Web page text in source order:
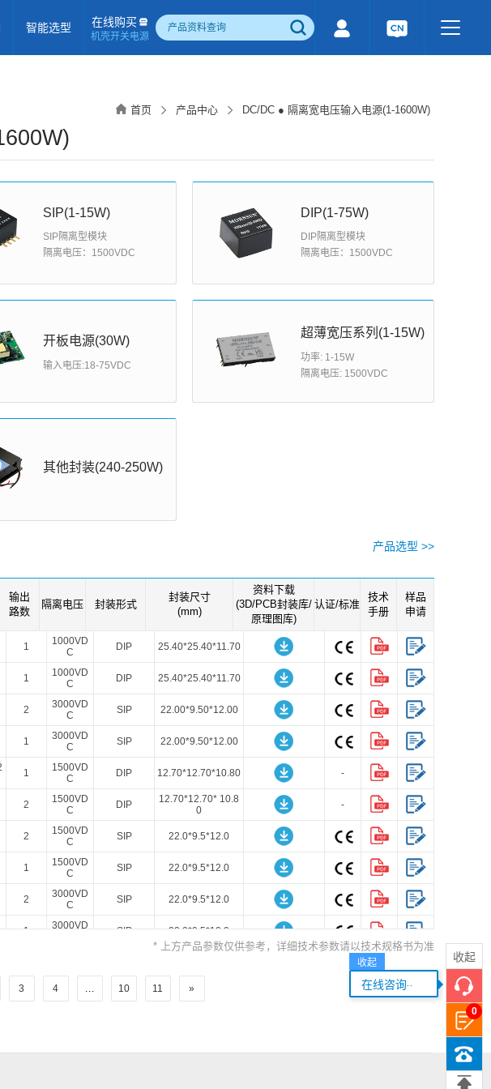
智能选型 在线购买
机壳开关电源
文化
首页 产品中心 DC/DC ● 隔离宽电压输入电源(1-1600W)
SIP(1-15W)
SIP隔离型模块
隔离电压：1500VDC
DIP(1-75W)
DIP隔离型模块
隔离电压：1500VDC
开板电源(30W)
输入电压:18-75VDC
超薄宽压系列(1-15W)
功率: 1-15W
隔离电压: 1500VDC
其他封装(240-250W)
产品选型 >>
输出
路数
隔离电压 封装形式
封装尺寸
(mm)
资料下载
(3D/PCB封装库/
原理图库)
认证/标准
技术
手册
样品
申请
1
1000VD
C
DIP 25.40*25.40*11.70
1
1000VD
C
DIP 25.40*25.40*11.70
2
3000VD
C
SIP 22.00*9.50*12.00
1
3000VD
C
SIP 22.00*9.50*12.00
1
1500VD
C
DIP 12.70*12.70*10.80 -
2
1500VD
C
DIP
12.70*12.70* 10.8
0
-
2
1500VD
C
SIP 22.0*9.5*12.0
1
1500VD
C
SIP 22.0*9.5*12.0
2
3000VD
C
SIP 22.0*9.5*12.0
1
3000VD
SIP 22.0*9.5*12.0
1500VD
C
SMD 15.00*14.00*9.10
6000VD
* 上方产品参数仅供参考，详细技术参数请以技术规格书为准
3 4 ... 10 11 »
收起
收起
在线咨询
0